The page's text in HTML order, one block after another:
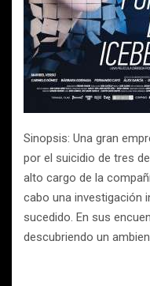
Sinopsis: Una gran
por el suicidio de tres
alto cargo de la
cabo una investigación
sucedido. En sus
descubriendo un